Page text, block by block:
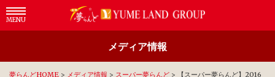
MENU
メディア情報
夢らんどHOME > メディア情報 > スーパー夢らんど >
【スーパー夢らんど】2016